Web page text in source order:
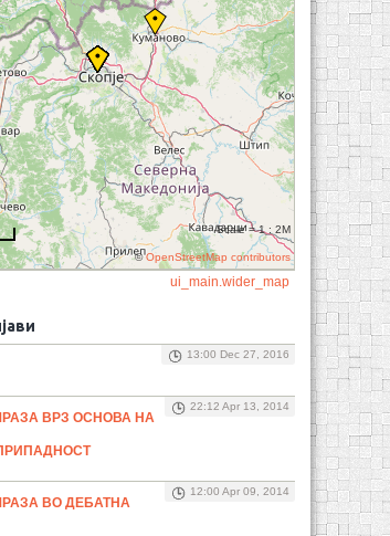
Scale = 1 : 2M
©OpenStreetMap contributors
ui_main.wider_map
13:00 Dec 27, 2016
ВРЗ ОСНОВА НА
22:12 Apr 13, 2014
ВО ДЕБАТНА
12:00 Apr 09, 2014